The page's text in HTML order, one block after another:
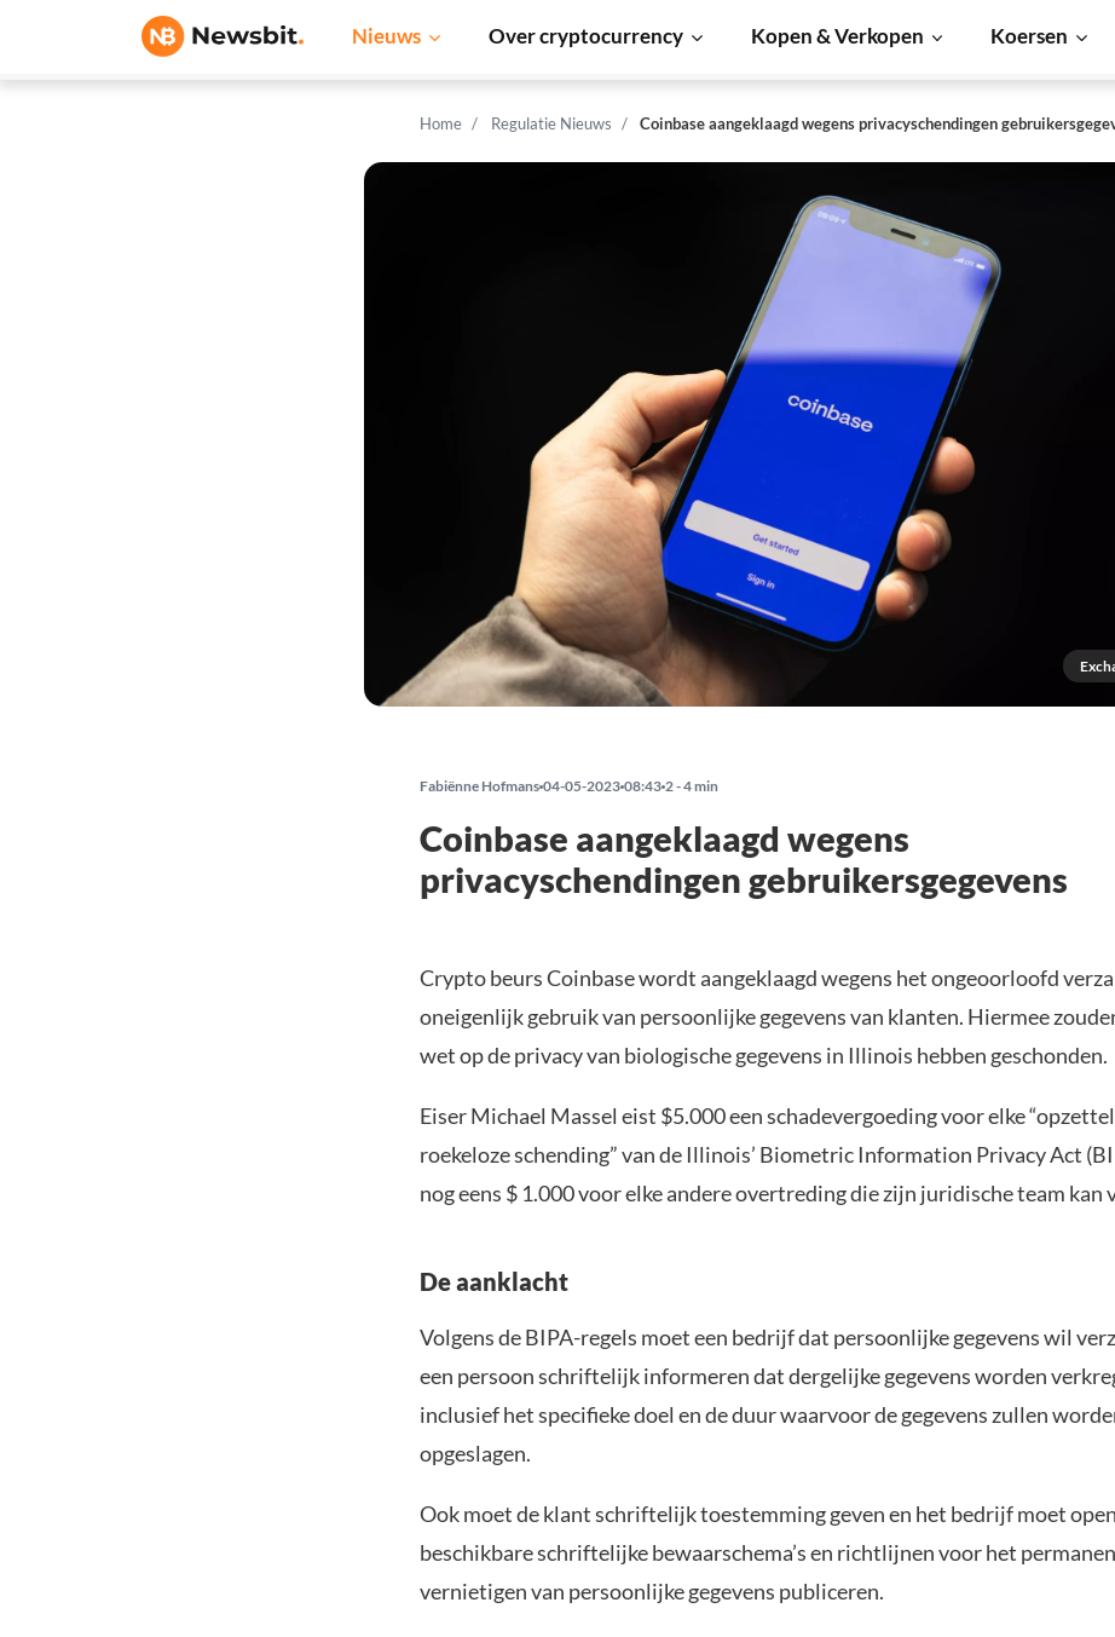
Nieuws Over cryptocurrency Kopen & Verkopen Koersen
Home Regulatie Nieuws Coinbase aangeklaagd wegens privacyschendingen
Fabiënne Hofmans 04-05-2023 08:43 2 - 4 min
Coinbase aangeklaagd wegens
privacyschendingen gebruikersgegevens
Crypto beurs Coinbase wordt aangeklaagd wegens het ongeoorloofd
oneigenlijk gebruik van persoonlijke gegevens van klanten. Hiermee
wet op de privacy van biologische gegevens in Illinois hebben geschonden.
Eiser Michael Massel eist $5.000 een schadevergoeding voor elke
roekeloze schending” van de Illinois’ Biometric Information Privacy Act
nog eens $ 1.000 voor elke andere overtreding die zijn juridische team kan
De aanklacht
Volgens de BIPA-regels moet een bedrijf dat persoonlijke gegevens wil
een persoon schriftelijk informeren dat dergelijke gegevens worden
inclusief het specifieke doel en de duur waarvoor de gegevens zullen
opgeslagen.
Ook moet de klant schriftelijk toestemming geven en het bedrijf moet
beschikbare schriftelijke bewaarschema’s en richtlijnen voor het
vernietigen van persoonlijke gegevens publiceren.